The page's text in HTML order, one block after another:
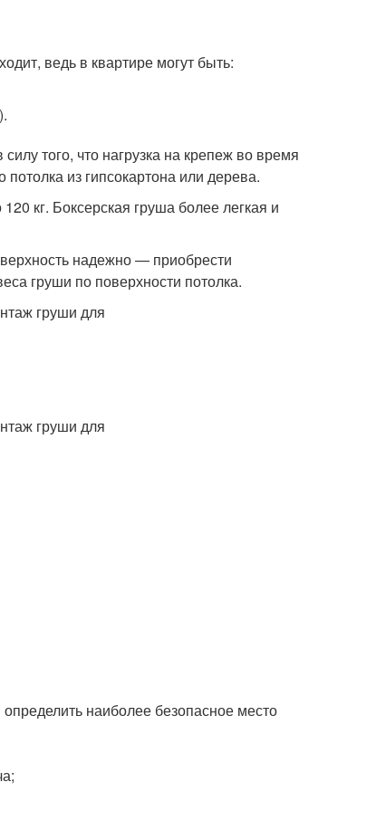
ведь в квартире могут быть:
того, что нагрузка на крепеж во время
из гипсокартона или дерева.
кг. Боксерская груша более легкая и
надежно — приобрести
груши по поверхности потолка.
наиболее безопасное место